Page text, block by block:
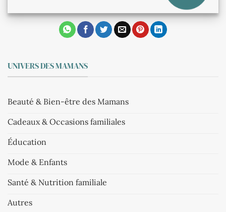
UNIVERS DES MAMANS
Beauté & Bien-être des Mamans
Cadeaux & Occasions familiales
Éducation
Mode & Enfants
Santé & Nutrition familiale
Autres